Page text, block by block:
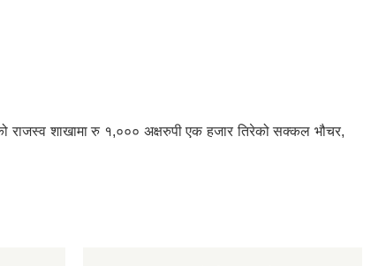
राजस्व शाखामा रु १,००० अक्षरुपी एक हजार तिरेको सक्कल भौचर,